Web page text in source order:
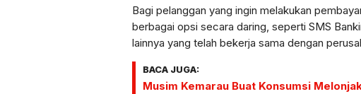
Bagi pelanggan yang ingin melakukan
berbagai opsi secara daring, seperti SMS
lainnya yang telah bekerja sama dengan
BACA JUGA:
Musim Kemarau Buat Konsumsi